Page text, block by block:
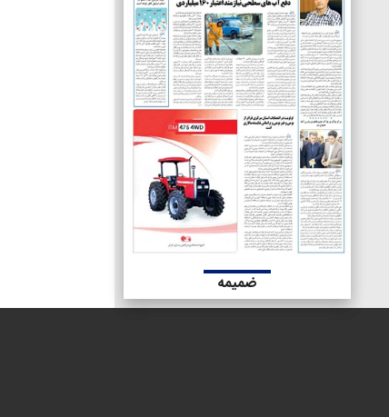
ضمیمه